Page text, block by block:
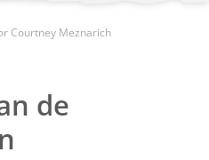
Courtney Meznarich
de